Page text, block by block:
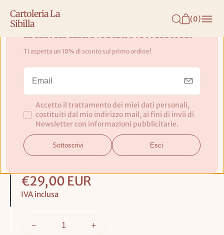
Cartoleria La
Sibilla
(0)
Organizer per cavi elettronici
Troika
Pratico organizer a due
piani per sistemare tutti
per i tuoi dispositivi
elettronici
Prezzo
base
€29,00 EUR
IVA inclusa
Iscriviti alla Nostra Newsletter!
Ti aspetta un 10% di sconto sul primo ordine!
Accetto il trattamento dei miei dati personali,
costituiti dal mio indirizzo mail, ai fini di invii di
Newsletter con informazioni pubblicitarie.
Sottoscrivi Esci